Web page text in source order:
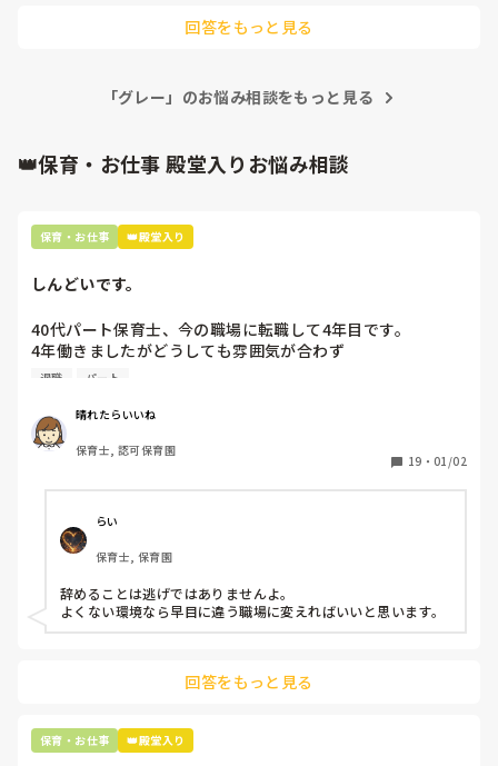
どうなのかなと思っています。
私の考えを説明したり、一緒に楽しく遊んで気を逸らしたり
なのに、今日S先生がまたパズルを出そうとしていて(私はこ
私が再度意見を伝えると、
結局”みんなと同じスペースで”パズルをさせていました。
先生は「〇〇ちゃんたちはダメよ！」と言っていて…
確かに、トラブルを防止したいとか、
Aくんがやりたい遊び(パズルなど)をやらせてあげた方が良
でも1人にそれをやってしまうと、みんなにやってあげなく
ちゃいけなくなる。
ちゃんと優しくお話すれば、ちゃんと関わってあげれば分か
「この子は危険だから」と諦めて別で遊ばせるのは、どうか
と思うんです。
これを、S先生にハッキリ伝えられたらいいんですが、
今日ちらっと伝えた感じ全然分かってくれてなかったので、
(そもそも私の意見だけは絶対受け入れようとしない人なの
で…)
最近では、決まった時間になるとAくんが必ず「パズルやり
S先生には出してもらってるもんね…。
フトチェンジしたりする場面をいくつか見てきました。
私も、くまさんのようにしっかりと話してみんなと同じ空間で
場合には、やはり施設長やほかの話しやすい職員に状況を伝え
ると思います。
れのやり方をしているときのAくんの様子や室内の様子など、
合わない職員を批判するというよりも保育の対応が統一されて
います。
回答をもっと見る
「グレー」のお悩み相談をもっと見る
👑保育・お仕事 殿堂入りお悩み相談
保育・お仕事 👑殿堂入り
しんどいです。
40代パート保育士、今の職場に転職して4年目です。
4年働きましたがどうしても雰囲気が合わず
退職しようと思っています。
周りの職員は、勤続10年以上から何十年という先生がほとん
どです。
保護者子どもの愚痴悪口が多く、
今で言う不適切保育も
仕方ないよね
もう何も言わずに
子どもの言いなりになればいいんだね
などいう意見で…
上の先生に相談することは難しそうです。
最後の職場にしようと思っていましたが
辞めることは逃げ、と、過去辞めた人も何年も言われ続けて
います
退職 パート
晴れたらいいね
保育士, 認可保育園
19 ・ 01/02
らい
保育士, 保育園
辞めることは逃げではありませんよ。
よくない環境なら早目に違う職場に変えればいいと思います。
回答をもっと見る
保育・お仕事 👑殿堂入り